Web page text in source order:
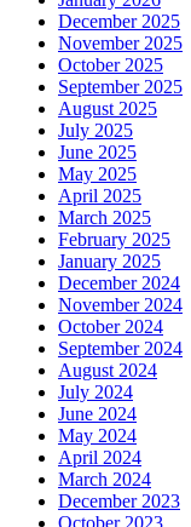
December 2025
November 2025
October 2025
September 2025
August 2025
July 2025
June 2025
May 2025
April 2025
March 2025
February 2025
January 2025
December 2024
November 2024
October 2024
September 2024
August 2024
July 2024
June 2024
May 2024
April 2024
March 2024
December 2023